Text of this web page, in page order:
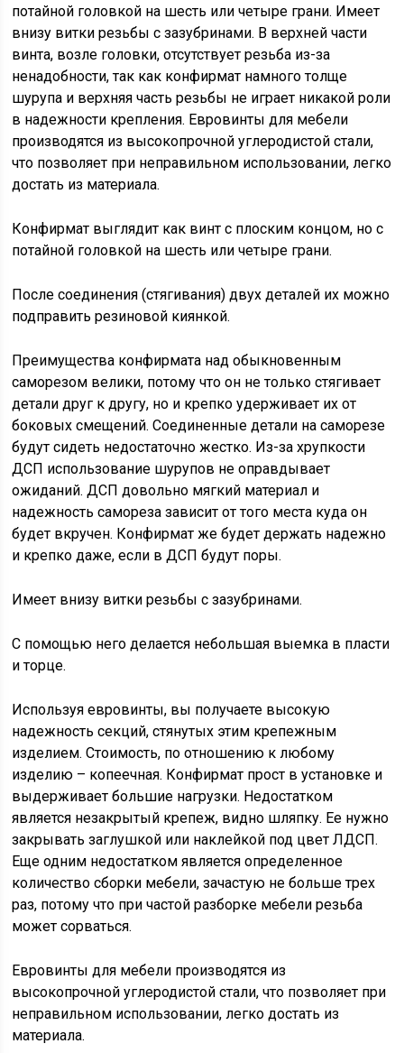
потайной головкой на шесть или четыре грани. Имеет
внизу витки резьбы с зазубринами. В верхней части
винта, возле головки, отсутствует резьба из-за
ненадобности, так как конфирмат намного толще
шурупа и верхняя часть резьбы не играет никакой роли
в надежности крепления. Евровинты для мебели
производятся из высокопрочной углеродистой стали,
что позволяет при неправильном использовании, легко
достать из материала.
Конфирмат выглядит как винт с плоским концом, но с
потайной головкой на шесть или четыре грани.
После соединения (стягивания) двух деталей их можно
подправить резиновой киянкой.
Преимущества конфирмата над обыкновенным
саморезом велики, потому что он не только стягивает
детали друг к другу, но и крепко удерживает их от
боковых смещений. Соединенные детали на саморезе
будут сидеть недостаточно жестко. Из-за хрупкости
ДСП использование шурупов не оправдывает
ожиданий. ДСП довольно мягкий материал и
надежность самореза зависит от того места куда он
будет вкручен. Конфирмат же будет держать надежно
и крепко даже, если в ДСП будут поры.
Имеет внизу витки резьбы с зазубринами.
С помощью него делается небольшая выемка в пласти
и торце.
Используя евровинты, вы получаете высокую
надежность секций, стянутых этим крепежным
изделием. Стоимость, по отношению к любому
изделию – копеечная. Конфирмат прост в установке и
выдерживает большие нагрузки. Недостатком
является незакрытый крепеж, видно шляпку. Ее нужно
закрывать заглушкой или наклейкой под цвет ЛДСП.
Еще одним недостатком является определенное
количество сборки мебели, зачастую не больше трех
раз, потому что при частой разборке мебели резьба
может сорваться.
Евровинты для мебели производятся из
высокопрочной углеродистой стали, что позволяет при
неправильном использовании, легко достать из
материала.